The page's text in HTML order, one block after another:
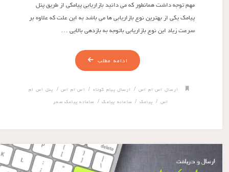
مهم توجه داشت همانطور که می دانید بازاریابی پیامکی از طریق پنل
پیامک یکی از بهترین نوع بازاریابی ها می باشد به این علت که علاوه بر
سرعت زیاد این نوع بازاریابی باتوجه به بازدهی بالایی …
ادامه مطلب
ارسال اس ام اس/ ارسال پیام کوتاه/ اس ام اس/ پنل اس ام
اس/ پیامک/ سامانه پیامک/ سامانه پیامک سحر